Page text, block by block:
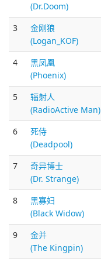
(Dr.Doom)
3
金刚狼
(Logan_KOF)
4
黑凤凰
(Phoenix)
5
辐射人
(RadioActive Man)
6
死侍
(Deadpool)
7
奇异博士
(Dr. Strange)
8
黑寡妇
(Black Widow)
9
金并
(The Kingpin)